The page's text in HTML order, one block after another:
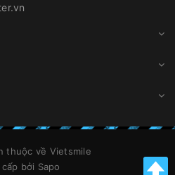
thuộc về Vietsmile
bởi Sapo